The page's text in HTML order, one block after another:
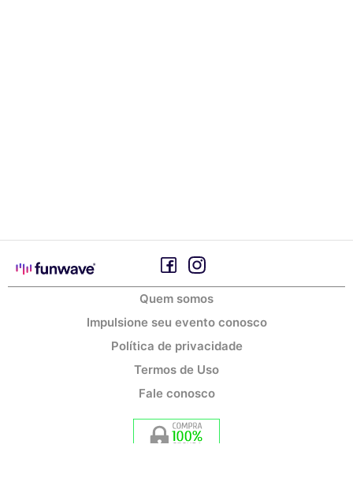
Quem somos
Impulsione seu evento conosco
Política de privacidade
Termos de Uso
Fale conosco